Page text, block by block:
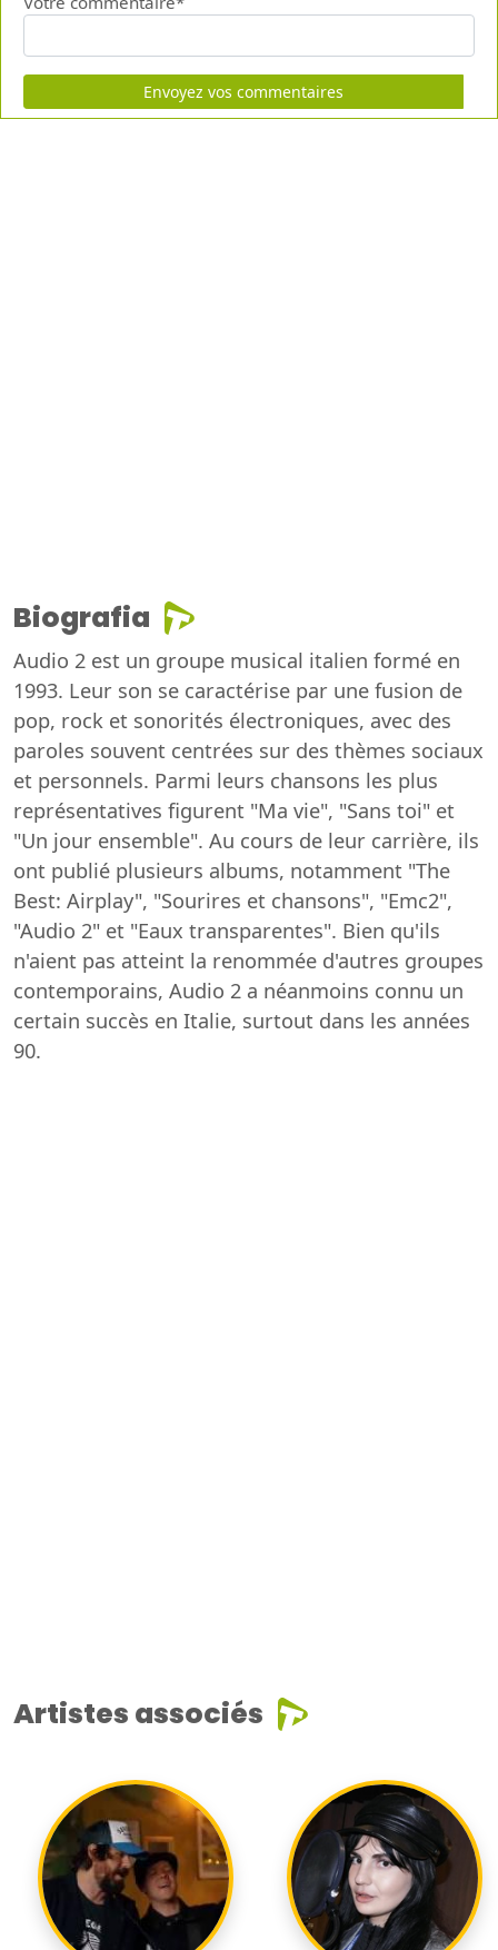
Envoyez vos commentaires
Biografia
Audio 2 est un groupe musical italien formé en
1993. Leur son se caractérise par une fusion de
pop, rock et sonorités électroniques, avec des
paroles souvent centrées sur des thèmes sociaux
et personnels. Parmi leurs chansons les plus
représentatives figurent "Ma vie", "Sans toi" et
"Un jour ensemble". Au cours de leur carrière, ils
ont publié plusieurs albums, notamment "The
Best: Airplay", "Sourires et chansons", "Emc2",
"Audio 2" et "Eaux transparentes". Bien qu'ils
n'aient pas atteint la renommée d'autres groupes
contemporains, Audio 2 a néanmoins connu un
certain succès en Italie, surtout dans les années
90.
Artistes associés